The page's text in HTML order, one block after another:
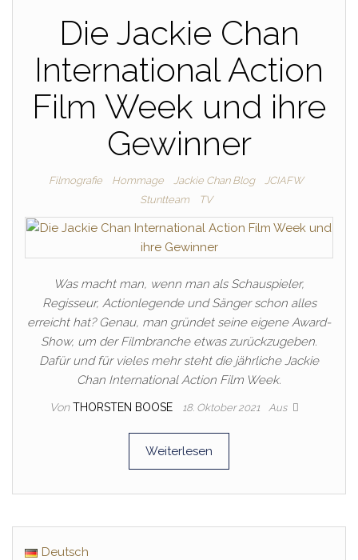
Die Jackie Chan
International Action
Film Week und ihre
Gewinner
Filmografie Hommage Jackie Chan Blog
JCIAFW
Stuntteam
TV
Was macht man, wenn man als Schauspieler,
Regisseur, Actionlegende und Sänger schon alles
erreicht hat? Genau, man gründet seine eigene Award-
Show, um der Filmbranche etwas zurückzugeben.
Dafür und für vieles mehr steht die jährliche Jackie
Chan International Action Film Week.
Von THORSTEN BOOSE 18. Oktober 2021 Aus
Weiterlesen
Deutsch